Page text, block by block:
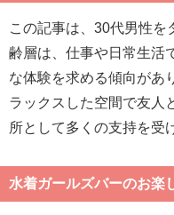
この記事は、30代男性を
齢層は、仕事や日常生活
な体験を求める傾向があ
ラックスした空間で友人
所として多くの支持を受
水着ガールズバーのお楽